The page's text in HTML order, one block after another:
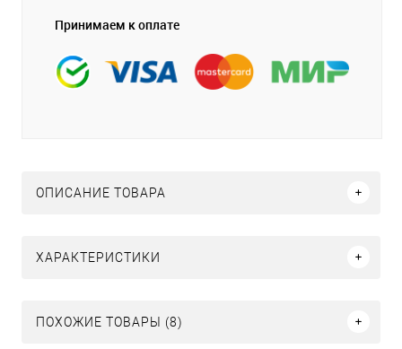
Принимаем к оплате
ОПИСАНИЕ ТОВАРА
ХАРАКТЕРИСТИКИ
ПОХОЖИЕ ТОВАРЫ (8)